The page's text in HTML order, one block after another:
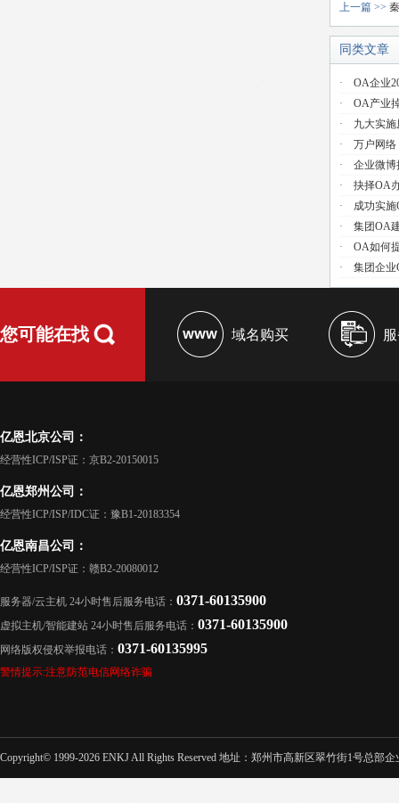
上一篇 >>
同类文章
· OA企业
· OA产业
· 九大实
· 万户网
· 企业微博
· 抉择OA
· 成功实
· 集团OA
· OA如何
· 集团企
您可能在找 域名购买
亿恩北京公司：
经营性ICP/ISP证：京B2-20150015
亿恩郑州公司：
经营性ICP/ISP/IDC证：豫B1-20183354
亿恩南昌公司：
经营性ICP/ISP证：赣B2-20080012
服务器/云主机 24小时售后服务电话： 0371-60135900
虚拟主机/智能建站 24小时售后服务电话： 0371-60135900
网络版权侵权举报电话： 0371-60135995
警情提示:注意防范电信网络诈骗
Copyright© 1999-2026 ENKJ All Rights Reserved 地址：郑州市高新区翠竹街1号